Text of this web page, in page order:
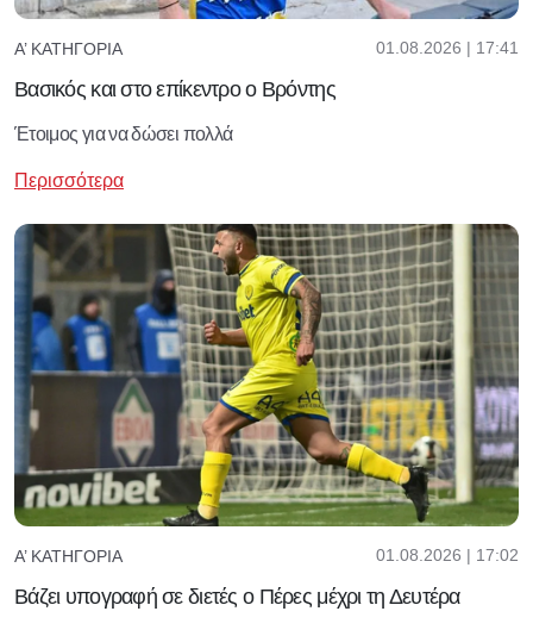
Α’ ΚΑΤΗΓΟΡΊΑ 01.08.2026 | 17:41
Βασικός και στο επίκεντρο ο Βρόντης
Έτοιμος για να δώσει πολλά
Περισσότερα
Α’ ΚΑΤΗΓΟΡΊΑ 01.08.2026 | 17:02
Βάζει υπογραφή σε διετές ο Πέρες μέχρι τη Δευτέρα